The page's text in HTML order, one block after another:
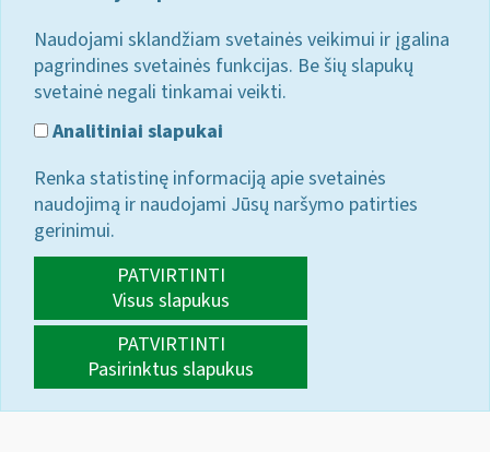
Naudojami sklandžiam svetainės veikimui ir įgalina
pagrindines svetainės funkcijas. Be šių slapukų
svetainė negali tinkamai veikti.
Analitiniai slapukai
Renka statistinę informaciją apie svetainės
naudojimą ir naudojami Jūsų naršymo patirties
gerinimui.
PATVIRTINTI
Visus slapukus
PATVIRTINTI
Pasirinktus slapukus